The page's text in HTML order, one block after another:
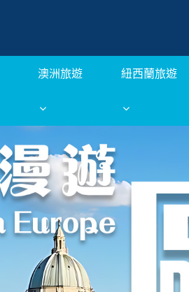
澳洲旅遊 紐西蘭旅遊